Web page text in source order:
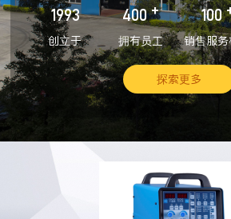
1993
创立于
400 +
拥有员工
100
销售服
探索更多